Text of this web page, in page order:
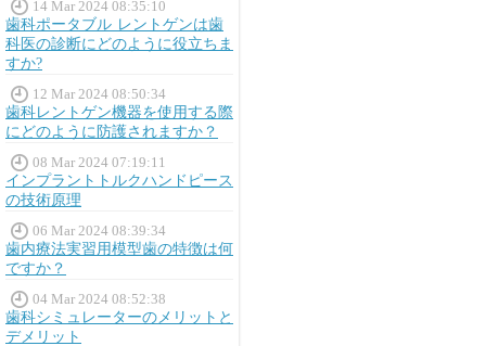
14 Mar 2024 08:35:10
歯科ポータブル レントゲンは歯
科医の診断にどのように役立ちま
すか?
12 Mar 2024 08:50:34
歯科レントゲン機器を使用する際
にどのように防護されますか？
08 Mar 2024 07:19:11
インプラントトルクハンドピース
の技術原理
06 Mar 2024 08:39:34
歯内療法実習用模型歯の特徴は何
ですか？
04 Mar 2024 08:52:38
歯科シミュレーターのメリットと
デメリット